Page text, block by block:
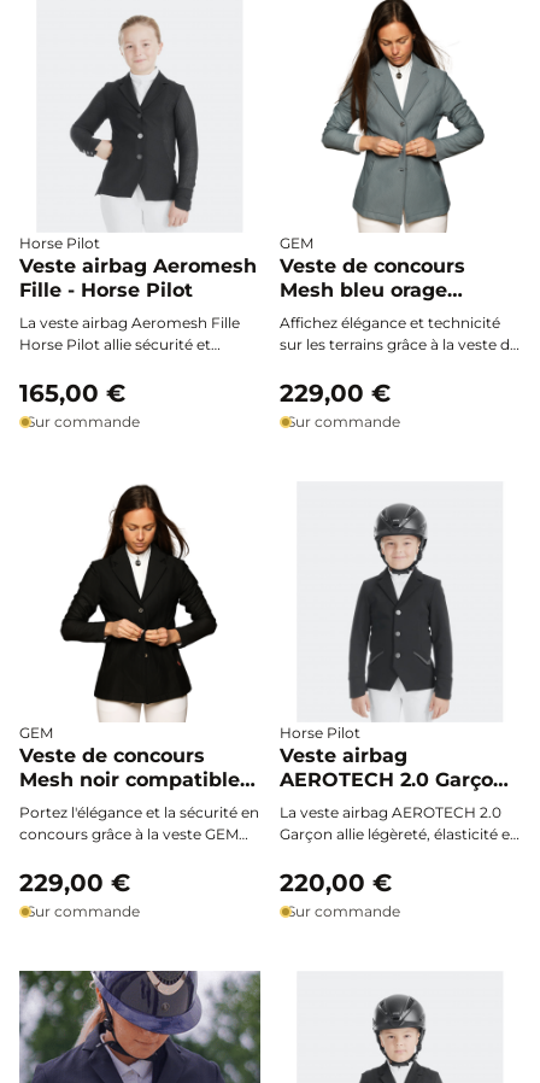
compétition comme à
l’entraînement.
Horse Pilot
Veste airbag Aeromesh
Fille - Horse Pilot
La veste airbag Aeromesh Fille
Horse Pilot allie sécurité et
et ergonomique, elle
accompagne les jeunes
cavalières lors de leurs concours,
165,00 €
Sur commande
GEM
Veste de concours
Mesh bleu orage
compatible airbag -
GEM
Affichez élégance et technicité
sur les terrains grâce à la veste de
orage, conçue pour l'été et
compatible avec votre airbag
grâce à sa matière ultra stretch et
229,00 €
Sur commande
GEM
Veste de concours
Mesh noir compatible
airbag - GEM
Portez l'élégance et la sécurité en
concours grâce à la veste GEM
conçue pour être compatible
avec un airbag porté dessous.
Ultra légère, respirante et
un confort optimal en toute
saison.
229,00 €
Sur commande
Horse Pilot
Veste airbag
AEROTECH 2.0 Garçon -
Horse Pilot
La veste airbag AEROTECH 2.0
Garçon allie légèreté, élasticité et
liberté de mouvement optimale
et une élégance discrète, pour
que les jeunes cavaliers
220,00 €
Sur commande